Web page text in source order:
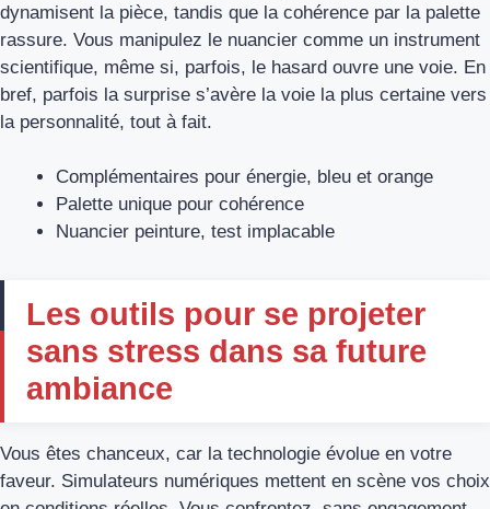
dynamisent la pièce, tandis que la cohérence par la palette
rassure. Vous manipulez le nuancier comme un instrument
scientifique, même si, parfois, le hasard ouvre une voie. En
bref, parfois la surprise s’avère la voie la plus certaine vers
la personnalité, tout à fait.
Complémentaires pour énergie, bleu et orange
Palette unique pour cohérence
Nuancier peinture, test implacable
Les outils pour se projeter
sans stress dans sa future
ambiance
Vous êtes chanceux, car la technologie évolue en votre
faveur. Simulateurs numériques mettent en scène vos choix